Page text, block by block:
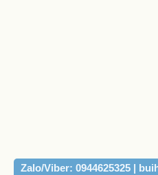
Zalo/Viber: 0944625325 |